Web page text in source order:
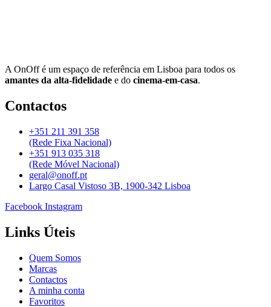
A OnOff é um espaço de referência em Lisboa para todos os
amantes da alta-fidelidade e do cinema-em-casa.
Contactos
+351 211 391 358
(Rede Fixa Nacional)
+351 913 035 318
(Rede Móvel Nacional)
geral@onoff.pt
Largo Casal Vistoso 3B, 1900-342 Lisboa
Facebook Instagram
Links Úteis
Quem Somos
Marcas
Contactos
A minha conta
Favoritos